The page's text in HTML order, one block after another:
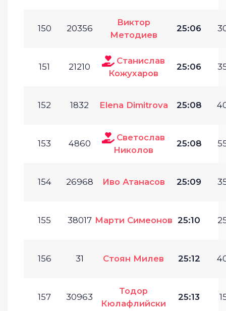
150 20356
Виктор
Методиев
25:06
151 21210
Станислав
Кожухаров
25:06
152 1832 Elena Dimitrova 25:08
153 4860
Светослав
Николов
25:08
154 26968 Иво Атанасов 25:09
155 38017 Марти Симеонов 25:10
156 31 Стоян Милев 25:12
157 30963
Тодор
Кюлафлийски
25:13